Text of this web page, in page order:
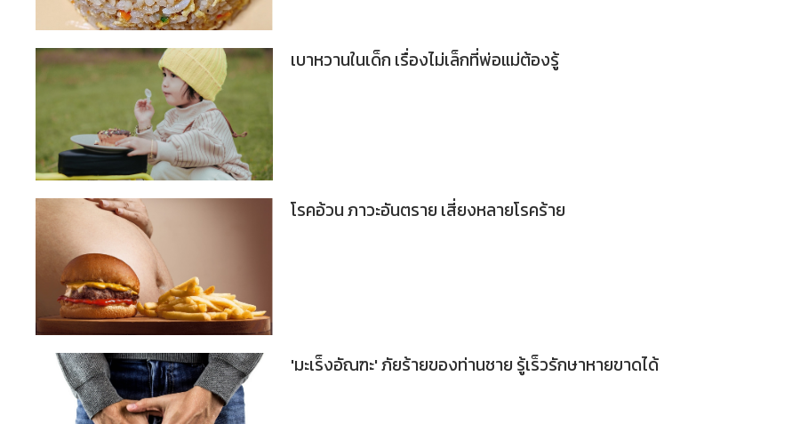
เบาหวานในเด็ก เรื่องไม่เล็กที่พ่อแม่ต้องรู้
โรคอ้วน ภาวะอันตราย เสี่ยงหลายโรคร้าย
'มะเร็งอัณฑะ' ภัยร้ายของท่านชาย รู้เร็วรักษาหายขาดได้